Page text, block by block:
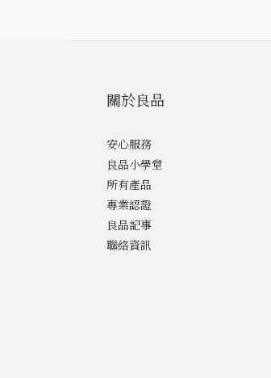
關於良品
安心服務
良品小學堂
所有產品
專業認證
良品記事
聯絡資訊